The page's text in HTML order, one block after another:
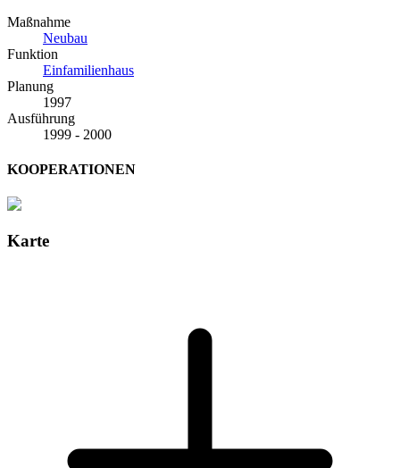
Maßnahme
Neubau
Funktion
Einfamilienhaus
Planung
1997
Ausführung
1999 - 2000
KOOPERATIONEN
Karte